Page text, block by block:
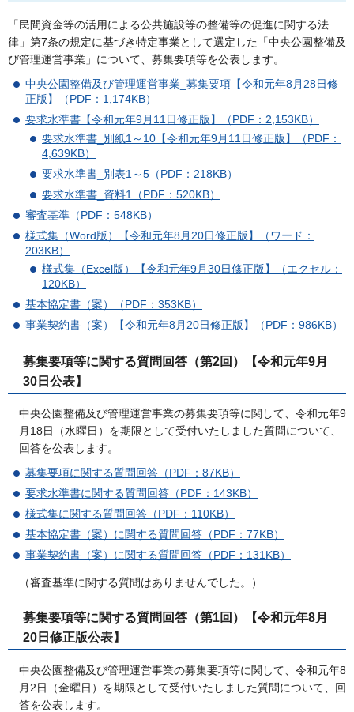
「民間資金等の活用による公共施設等の整備等の促進に関する法
律」第7条の規定に基づき特定事業として選定した「中央公園整備及
び管理運営事業」について、募集要項等を公表します。
中央公園整備及び管理運営事業_募集要項【令和元年8月28日修
正版】（PDF：1,174KB）
要求水準書【令和元年9月11日修正版】（PDF：2,153KB）
要求水準書_別紙1～10【令和元年9月11日修正版】（PDF：
4,639KB）
要求水準書_別表1～5（PDF：218KB）
要求水準書_資料1（PDF：520KB）
審査基準（PDF：548KB）
様式集（Word版）【令和元年8月20日修正版】（ワード：
203KB）
様式集（Excel版）【令和元年9月30日修正版】（エクセル：
120KB）
基本協定書（案）（PDF：353KB）
事業契約書（案）【令和元年8月20日修正版】（PDF：986KB）
募集要項等に関する質問回答（第2回）【令和元年9月
30日公表】
中央公園整備及び管理運営事業の募集要項等に関して、令和元年9
月18日（水曜日）を期限として受付いたしました質問について、
回答を公表します。
募集要項に関する質問回答（PDF：87KB）
要求水準書に関する質問回答（PDF：143KB）
様式集に関する質問回答（PDF：110KB）
基本協定書（案）に関する質問回答（PDF：77KB）
事業契約書（案）に関する質問回答（PDF：131KB）
（審査基準に関する質問はありませんでした。）
募集要項等に関する質問回答（第1回）【令和元年8月
20日修正版公表】
中央公園整備及び管理運営事業の募集要項等に関して、令和元年8
月2日（金曜日）を期限として受付いたしました質問について、回
答を公表します。